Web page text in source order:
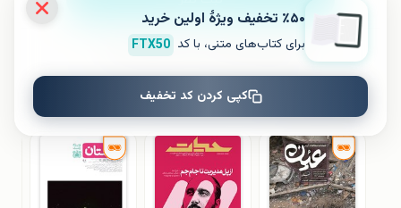
نظری برای کتاب ثبت نشده است.
٪۵۰ تخفیف ویژۀ اولین خرید
برای کتاب‌های متنی، با کد FTX50
کپی کردن کد تخفیف